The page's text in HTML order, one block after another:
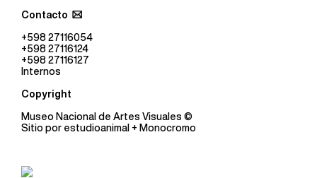
Contacto
+598 27116054
+598 27116124
+598 27116127
Internos
Copyright
Museo Nacional de Artes Visuales ©
Sitio por estudioanimal + Monocromo